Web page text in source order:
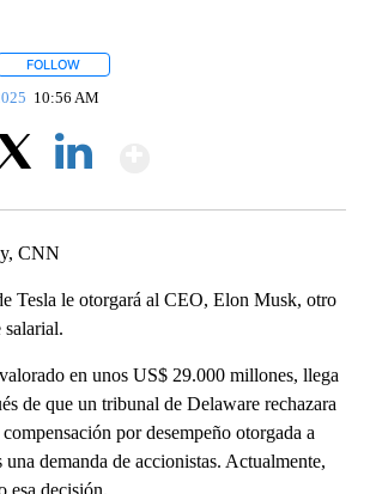
FOLLOW
10:56 AM
CNN
Tesla le otorgará al CEO, Elon Musk, otro
salarial.
en unos US$ 29.000 millones, llega
de que un tribunal de Delaware rechazara
por desempeño otorgada a
demanda de accionistas. Actualmente,